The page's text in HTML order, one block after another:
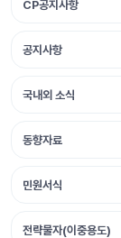
CP공지사항
공지사항
국내외 소식
동향자료
민원서식
전략물자(이중용도)